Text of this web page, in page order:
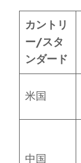
カントリ
ー/スタ
ンダード
米国
中国